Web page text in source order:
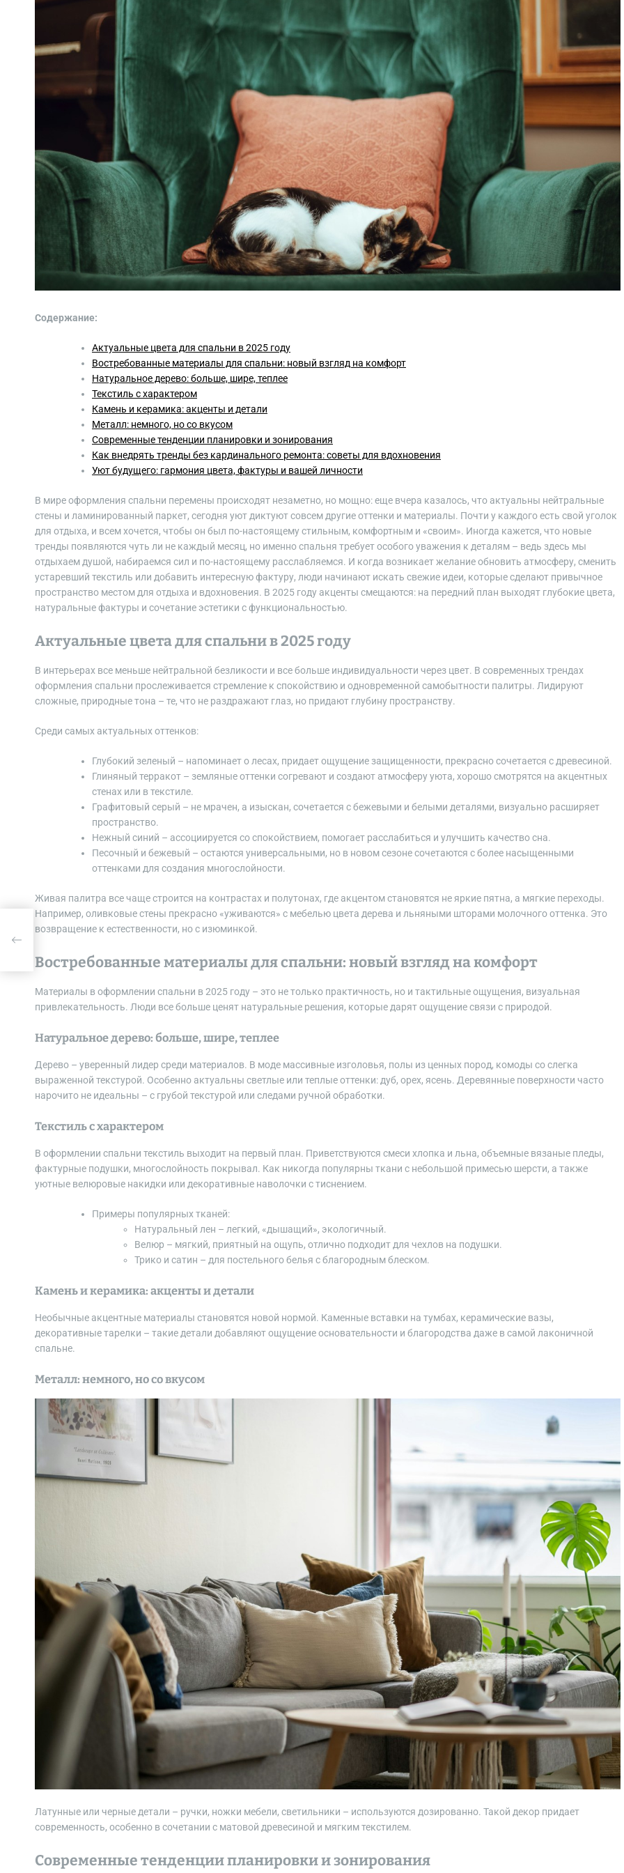
Содержание:
Актуальные цвета для спальни в 2025 году
Востребованные материалы для спальни: новый взгляд на комфорт
Натуральное дерево: больше, шире, теплее
Текстиль с характером
Камень и керамика: акценты и детали
Металл: немного, но со вкусом
Современные тенденции планировки и зонирования
Как внедрять тренды без кардинального ремонта: советы для вдохновения
Уют будущего: гармония цвета, фактуры и вашей личности
В мире оформления спальни перемены происходят незаметно, но мощно: еще вчера казалось, что актуальны нейтральные
стены и ламинированный паркет, сегодня уют диктуют совсем другие оттенки и материалы. Почти у каждого есть свой уголок
для отдыха, и всем хочется, чтобы он был по-настоящему стильным, комфортным и «своим». Иногда кажется, что новые
тренды появляются чуть ли не каждый месяц, но именно спальня требует особого уважения к деталям – ведь здесь мы
отдыхаем душой, набираемся сил и по-настоящему расслабляемся. И когда возникает желание обновить атмосферу, сменить
устаревший текстиль или добавить интересную фактуру, люди начинают искать свежие идеи, которые сделают привычное
пространство местом для отдыха и вдохновения. В 2025 году акценты смещаются: на передний план выходят глубокие цвета,
натуральные фактуры и сочетание эстетики с функциональностью.
Актуальные цвета для спальни в 2025 году
В интерьерах все меньше нейтральной безликости и все больше индивидуальности через цвет. В современных трендах
оформления спальни прослеживается стремление к спокойствию и одновременной самобытности палитры. Лидируют
сложные, природные тона – те, что не раздражают глаз, но придают глубину пространству.
Среди самых актуальных оттенков:
Глубокий зеленый – напоминает о лесах, придает ощущение защищенности, прекрасно сочетается с древесиной.
Глиняный терракот – земляные оттенки согревают и создают атмосферу уюта, хорошо смотрятся на акцентных
стенах или в текстиле.
Графитовый серый – не мрачен, а изыскан, сочетается с бежевыми и белыми деталями, визуально расширяет
пространство.
Нежный синий – ассоциируется со спокойствием, помогает расслабиться и улучшить качество сна.
Песочный и бежевый – остаются универсальными, но в новом сезоне сочетаются с более насыщенными
оттенками для создания многослойности.
Живая палитра все чаще строится на контрастах и полутонах, где акцентом становятся не яркие пятна, а мягкие переходы.
Например, оливковые стены прекрасно «уживаются» с мебелью цвета дерева и льняными шторами молочного оттенка. Это
возвращение к естественности, но с изюминкой.
Востребованные материалы для спальни: новый взгляд на комфорт
Материалы в оформлении спальни в 2025 году – это не только практичность, но и тактильные ощущения, визуальная
привлекательность. Люди все больше ценят натуральные решения, которые дарят ощущение связи с природой.
Натуральное дерево: больше, шире, теплее
Дерево – уверенный лидер среди материалов. В моде массивные изголовья, полы из ценных пород, комоды со слегка
выраженной текстурой. Особенно актуальны светлые или теплые оттенки: дуб, орех, ясень. Деревянные поверхности часто
нарочито не идеальны – с грубой текстурой или следами ручной обработки.
Текстиль с характером
В оформлении спальни текстиль выходит на первый план. Приветствуются смеси хлопка и льна, объемные вязаные пледы,
фактурные подушки, многослойность покрывал. Как никогда популярны ткани с небольшой примесью шерсти, а также
уютные велюровые накидки или декоративные наволочки с тиснением.
Примеры популярных тканей:
Натуральный лен – легкий, «дышащий», экологичный.
Велюр – мягкий, приятный на ощупь, отлично подходит для чехлов на подушки.
Трико и сатин – для постельного белья с благородным блеском.
Камень и керамика: акценты и детали
Необычные акцентные материалы становятся новой нормой. Каменные вставки на тумбах, керамические вазы,
декоративные тарелки – такие детали добавляют ощущение основательности и благородства даже в самой лаконичной
спальне.
Металл: немного, но со вкусом
Латунные или черные детали – ручки, ножки мебели, светильники – используются дозированно. Такой декор придает
современность, особенно в сочетании с матовой древесиной и мягким текстилем.
Современные тенденции планировки и зонирования
в